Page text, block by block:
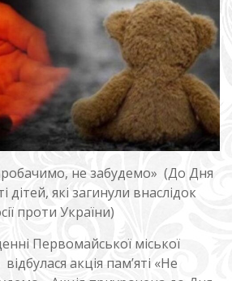
не забудемо» (До Дня
дітей, які загинули внаслідок
проти України)
Первомайської міської
акція пам’яті «Не